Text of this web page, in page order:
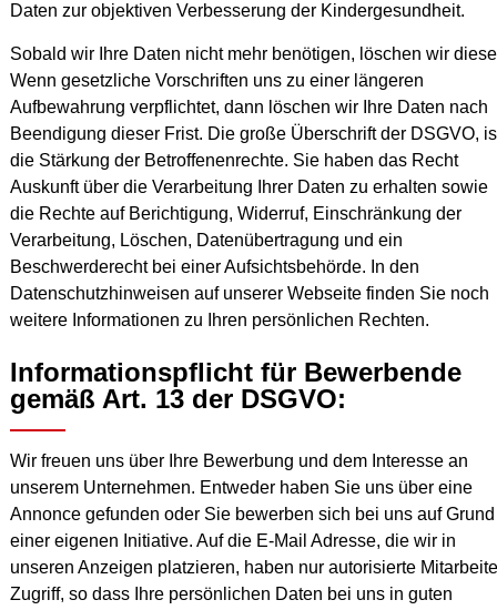
Daten zur objektiven Verbesserung der Kindergesundheit.
Sobald wir Ihre Daten nicht mehr benötigen, löschen wir
Wenn gesetzliche Vorschriften uns zu einer längeren
Aufbewahrung verpflichtet, dann löschen wir Ihre Daten nach
Beendigung dieser Frist. Die große Überschrift der DSGVO,
die Stärkung der Betroffenenrechte. Sie haben das Recht
Auskunft über die Verarbeitung Ihrer Daten zu erhalten sowie
die Rechte auf Berichtigung, Widerruf, Einschränkung der
Verarbeitung, Löschen, Datenübertragung und ein
Beschwerderecht bei einer Aufsichtsbehörde. In den
Datenschutzhinweisen auf unserer Webseite finden Sie noch
weitere Informationen zu Ihren persönlichen Rechten.
Informationspflicht für Bewerbende
gemäß Art. 13 der DSGVO:
Wir freuen uns über Ihre Bewerbung und dem Interesse an
unserem Unternehmen. Entweder haben Sie uns über eine
Annonce gefunden oder Sie bewerben sich bei uns auf Grund
einer eigenen Initiative. Auf die E-Mail Adresse, die wir in
unseren Anzeigen platzieren, haben nur autorisierte
Zugriff, so dass Ihre persönlichen Daten bei uns in guten